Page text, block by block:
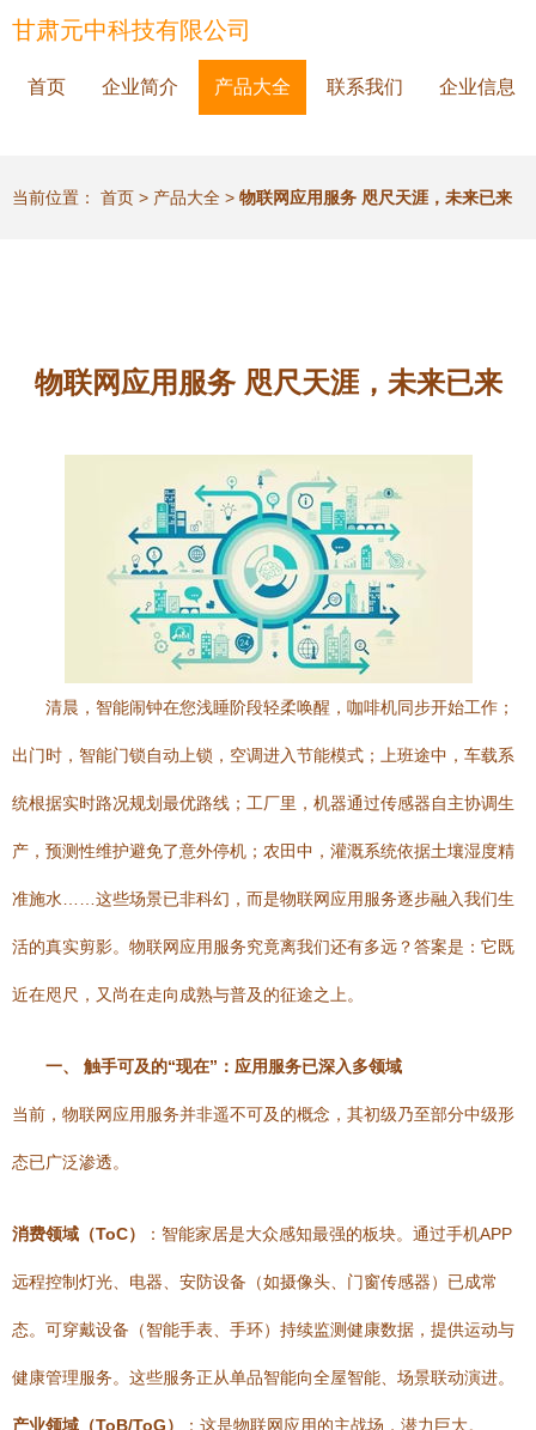
甘肃元中科技有限公司
首页 企业简介 产品大全 联系我们 企业信息
当前位置： 首页 > 产品大全 > 物联网应用服务 咫尺天涯，未来已来
物联网应用服务 咫尺天涯，未来已来
清晨，智能闹钟在您浅睡阶段轻柔唤醒，咖啡机同步开始工作；
出门时，智能门锁自动上锁，空调进入节能模式；上班途中，车载系
统根据实时路况规划最优路线；工厂里，机器通过传感器自主协调生
产，预测性维护避免了意外停机；农田中，灌溉系统依据土壤湿度精
准施水……这些场景已非科幻，而是物联网应用服务逐步融入我们生
活的真实剪影。物联网应用服务究竟离我们还有多远？答案是：它既
近在咫尺，又尚在走向成熟与普及的征途之上。
一、 触手可及的“现在”：应用服务已深入多领域
当前，物联网应用服务并非遥不可及的概念，其初级乃至部分中级形
态已广泛渗透。
消费领域（ToC） ：智能家居是大众感知最强的板块。通过手机APP
远程控制灯光、电器、安防设备（如摄像头、门窗传感器）已成常
态。可穿戴设备（智能手表、手环）持续监测健康数据，提供运动与
健康管理服务。这些服务正从单品智能向全屋智能、场景联动演进。
产业领域（ToB/ToG） ：这是物联网应用的主战场，潜力巨大。